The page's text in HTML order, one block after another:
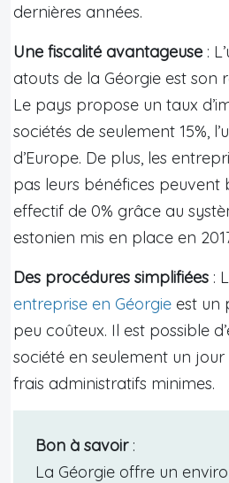
dernières années.
Une fiscalité avantageuse :
atouts de la Géorgie est son
Le pays propose un taux
sociétés de seulement 15%,
d’Europe. De plus, les
pas leurs bénéfices peuvent
effectif de 0% grâce au
estonien mis en place en
Des procédures simplifiées :
entreprise en Géorgie est un
peu coûteux. Il est possible
société en seulement un
frais administratifs minimes.
Bon à savoir:
La Géorgie offre un